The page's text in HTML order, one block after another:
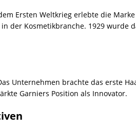
Ersten Weltkrieg erlebte die
der Kosmetikbranche. 1929 wurde
Unternehmen brachte das erste
Garniers Position als Innovator.